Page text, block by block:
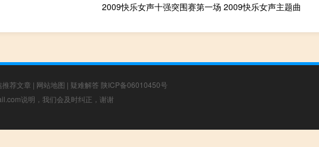
2009快乐女声十强突围赛第一场 2009快乐女声主题曲
推荐文章 | 网站地图 | 疑难解答 陕ICP备06010450号
说明，我们会及时纠正，谢谢